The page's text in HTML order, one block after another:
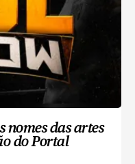
nomes das artes
do Portal